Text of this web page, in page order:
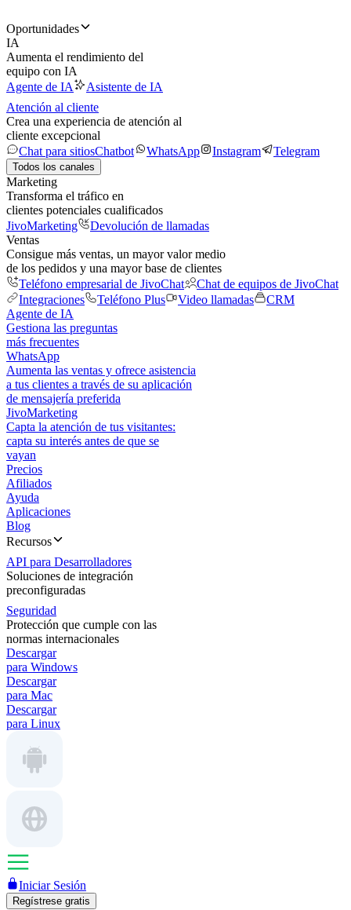
Oportunidades
IA
Aumenta el rendimiento del
equipo con IA
Agente de IA
Asistente de IA
Atención al cliente
Crea una experiencia de atención al
cliente excepcional
Chat para sitiosChatbot WhatsApp Instagram Telegram
Todos los canales
Marketing
Transforma el tráfico en
clientes potenciales cualificados
JivoMarketing
Devolución de llamadas
Ventas
Consigue más ventas, un mayor valor medio
de los pedidos y una mayor base de clientes
Teléfono empresarial de JivoChat
Chat de equipos de JivoChat
Integraciones
Teléfono Plus Video llamadas
CRM
Agente de IA
Gestiona las preguntas
más frecuentes
WhatsApp
Aumenta las ventas y ofrece asistencia
a tus clientes a través de su aplicación
de mensajería preferida
JivoMarketing
Capta la atención de tus visitantes:
capta su interés antes de que se
vayan
Precios
Afiliados
Ayuda
Aplicaciones
Blog
Recursos
API para Desarrolladores
Soluciones de integración
preconfiguradas
Seguridad
Protección que cumple con las
normas internacionales
Descargar
para Windows
Descargar
para Mac
Descargar
para Linux
Iniciar Sesión
Regístrese gratis